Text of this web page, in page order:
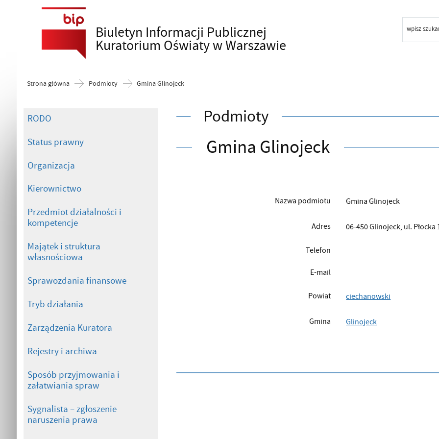
Biuletyn Informacji Publicznej
Kuratorium Oświaty w Warszawie
wpisz
Szukaj
Strona główna Podmioty Gmina Glinojeck
RODO
Status prawny
Organizacja
Kierownictwo
Przedmiot działalności i
kompetencje
Majątek i struktura
własnościowa
Sprawozdania finansowe
Tryb działania
Zarządzenia Kuratora
Rejestry i archiwa
Sposób przyjmowania i
załatwiania spraw
Sygnalista – zgłoszenie
naruszenia prawa
Podmioty
Gmina Glinojeck
Nazwa podmiotu Gmina Glinojeck
Adres 06-450 Glinojeck, ul. Płocka
Telefon
E-mail
Powiat ciechanowski
Gmina Glinojeck